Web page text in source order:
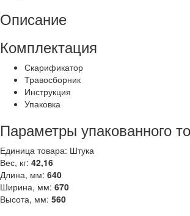
Описание
Комплектация
Скарификатор
Травосборник
Инструкция
Упаковка
Параметры упакованного
Единица товара: Штука
Вес, кг: 42,16
Длина, мм: 640
Ширина, мм: 670
Высота, мм: 560